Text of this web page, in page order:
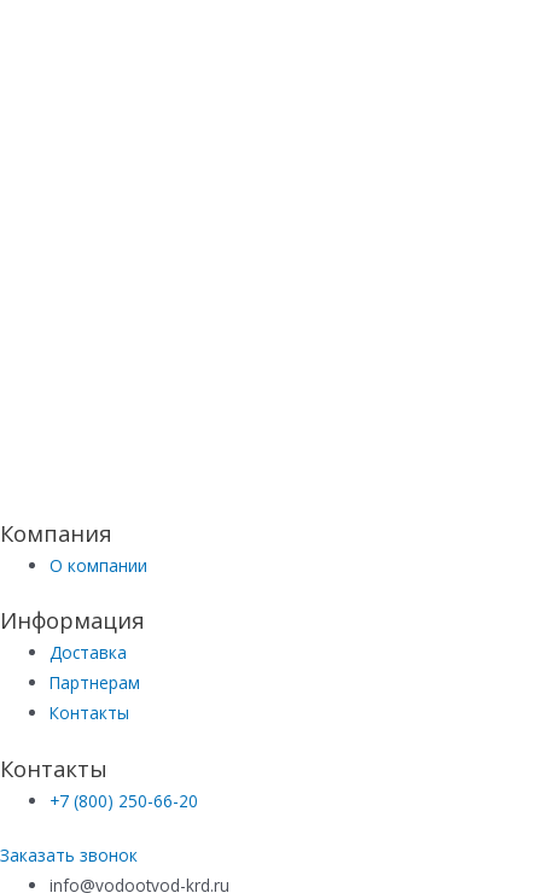
Компания
О компании
Информация
Доставка
Партнерам
Контакты
Контакты
+7 (800) 250-66-20
Заказать звонок
info@vodootvod-krd.ru